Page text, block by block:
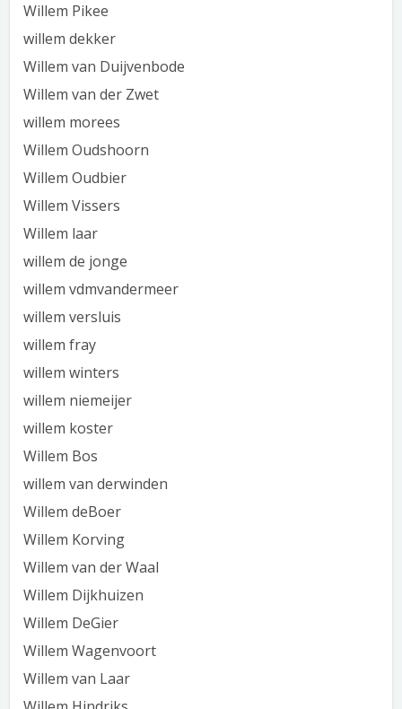
Willem Pikee
willem dekker
Willem van Duijvenbode
Willem van der Zwet
willem morees
Willem Oudshoorn
Willem Oudbier
Willem Vissers
Willem laar
willem de jonge
willem vdmvandermeer
willem versluis
willem fray
willem winters
willem niemeijer
willem koster
Willem Bos
willem van derwinden
Willem deBoer
Willem Korving
Willem van der Waal
Willem Dijkhuizen
Willem DeGier
Willem Wagenvoort
Willem van Laar